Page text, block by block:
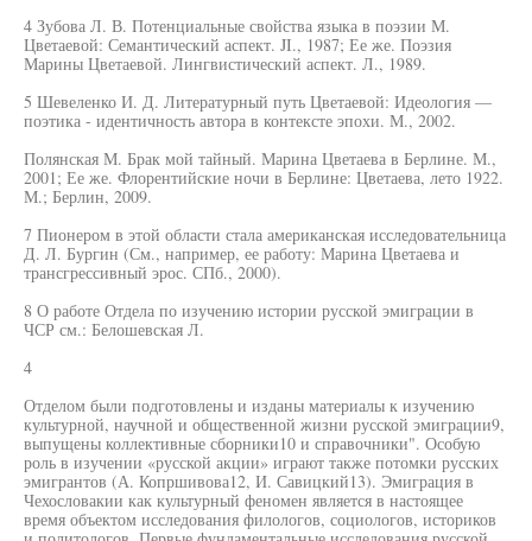
4 Зубова Л. В. Потенциальные свойства языка в поэзии М.
Цветаевой: Семантический аспект. JI., 1987; Ее же. Поэзия
Марины Цветаевой. Лингвистический аспект. Л., 1989.
5 Шевеленко И. Д. Литературный путь Цветаевой: Идеология —
поэтика - идентичность автора в контексте эпохи. М., 2002.
Полянская М. Брак мой тайный. Марина Цветаева в Берлине. М.,
2001; Ее же. Флорентийские ночи в Берлине: Цветаева, лето 1922.
М.; Берлин, 2009.
7 Пионером в этой области стала американская исследовательница
Д. Л. Бургин (См., например, ее работу: Марина Цветаева и
трансгрессивный эрос. СПб., 2000).
8 О работе Отдела по изучению истории русской эмиграции в
ЧСР см.: Белошевская Л.
4
Отделом были подготовлены и изданы материалы к изучению
культурной, научной и общественной жизни русской эмиграции9,
выпущены коллективные сборники10 и справочники". Особую
роль в изучении «русской акции» играют также потомки русских
эмигрантов (А. Копршивова12, И. Савицкий13). Эмиграция в
Чехословакии как культурный феномен является в настоящее
время объектом исследования филологов, социологов, историков